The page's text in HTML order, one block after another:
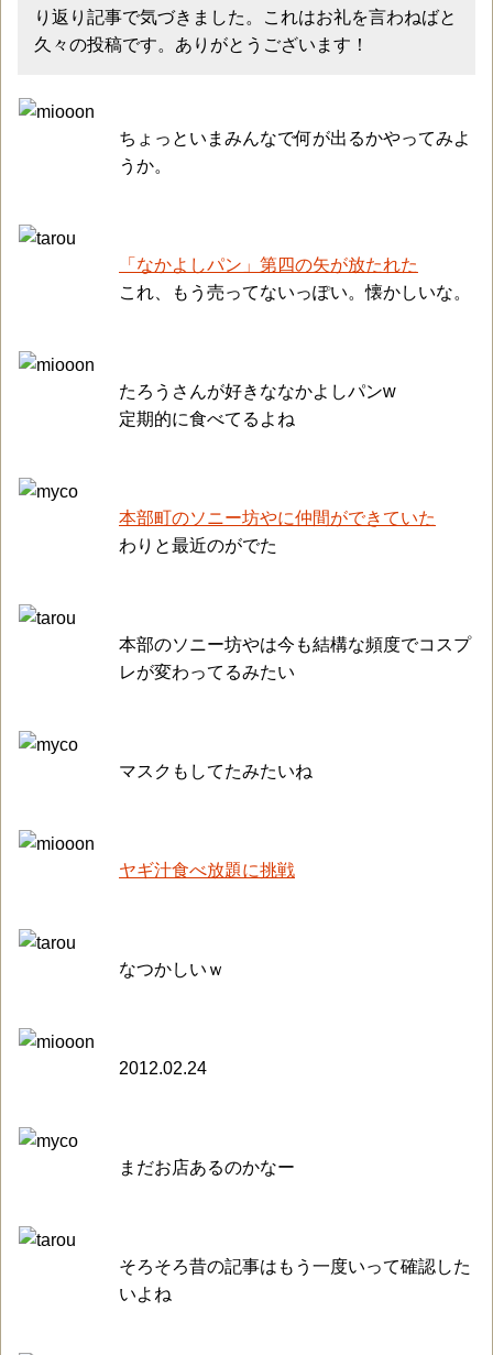
り返り記事で気づきました。これはお礼を言わねばと
久々の投稿です。ありがとうございます！
ちょっといまみんなで何が出るかやってみよ
うか。
「なかよしパン」第四の矢が放たれた
これ、もう売ってないっぽい。懐かしいな。
たろうさんが好きななかよしパンw
定期的に食べてるよね
本部町のソニー坊やに仲間ができていた
わりと最近のがでた
本部のソニー坊やは今も結構な頻度でコスプ
レが変わってるみたい
マスクもしてたみたいね
ヤギ汁食べ放題に挑戦
なつかしいｗ
2012.02.24
まだお店あるのかなー
そろそろ昔の記事はもう一度いって確認した
いよね